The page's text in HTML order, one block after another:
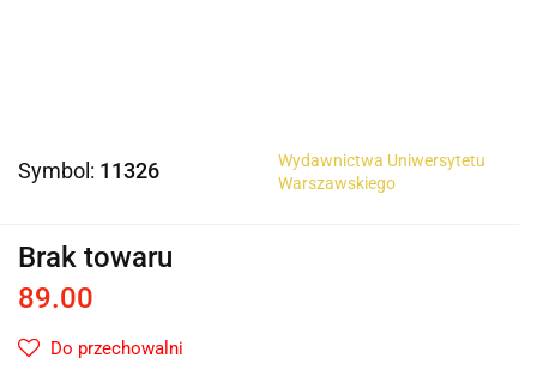
Symbol: 11326
Wydawnictwa Uniwersytetu
Warszawskiego
Brak towaru
89.00
Do przechowalni